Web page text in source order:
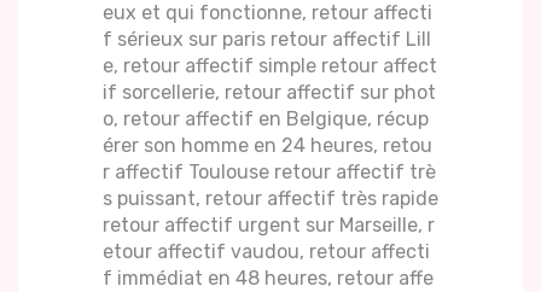
eux et qui fonctionne, retour affecti
f sérieux sur paris retour affectif Lill
e, retour affectif simple retour affect
if sorcellerie, retour affectif sur phot
o, retour affectif en Belgique, récup
érer son homme en 24 heures, retou
r affectif Toulouse retour affectif trè
s puissant, retour affectif très rapide
retour affectif urgent sur Marseille, r
etour affectif vaudou, retour affecti
f immédiat en 48 heures, retour affe